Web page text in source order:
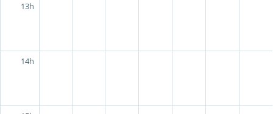
13h
14h